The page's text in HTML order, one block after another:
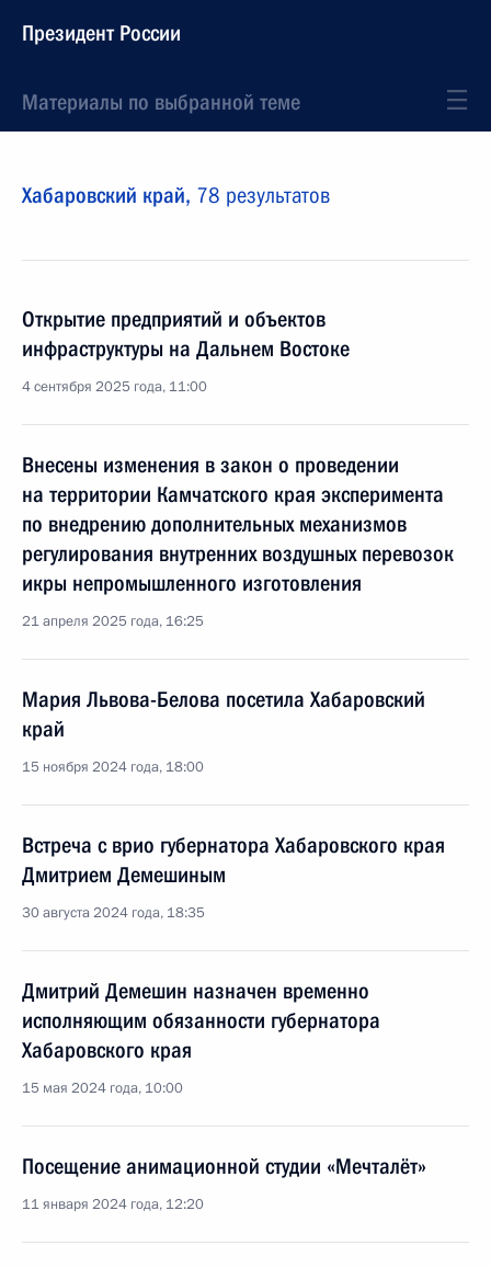
Президент России
Материалы по выбранной теме
Хабаровский край, 78 результатов
Открытие предприятий и объектов
инфраструктуры на Дальнем Востоке
4 сентября 2025 года, 11:00
Внесены изменения в закон о проведении
на территории Камчатского края эксперимента
по внедрению дополнительных механизмов
регулирования внутренних воздушных перевозок
икры непромышленного изготовления
21 апреля 2025 года, 16:25
Мария Львова-Белова посетила Хабаровский
край
15 ноября 2024 года, 18:00
Встреча с врио губернатора Хабаровского края
Дмитрием Демешиным
30 августа 2024 года, 18:35
Дмитрий Демешин назначен временно
исполняющим обязанности губернатора
Хабаровского края
15 мая 2024 года, 10:00
Посещение анимационной студии «Мечталёт»
11 января 2024 года, 12:20